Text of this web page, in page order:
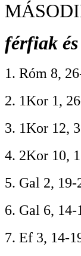
férfiak
1. Róm 8,
2. 1Kor 1,
3. 1Kor 12,
4. 2Kor 10,
5. Gal 2, 19-
6. Gal 6, 14-
7. Ef 3, 14-